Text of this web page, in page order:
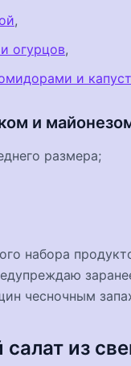
,
огурцов,
и
и
размера;
набора
чесночным
из